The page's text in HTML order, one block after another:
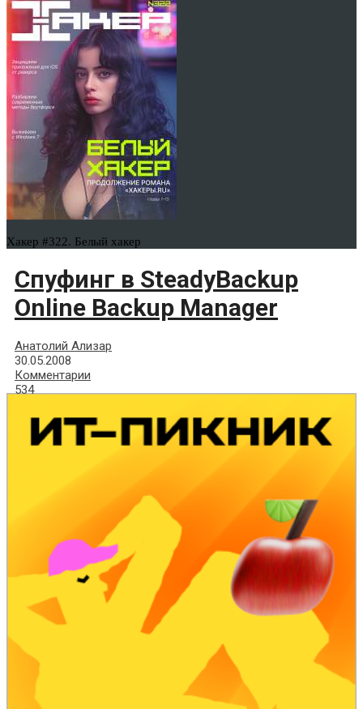
Хакер #322. Белый хакер
Спуфинг в SteadyBackup
Online Backup Manager
Анатолий Ализар
30.05.2008
Комментарии
534